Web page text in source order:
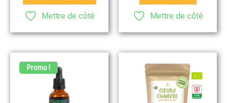
Mettre de côté Mettre de côté
Promo !